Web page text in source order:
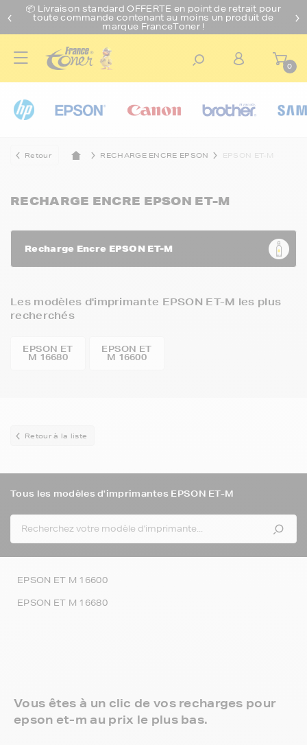
📦 Livraison standard OFFERTE en point de retrait pour
toute commande contenant au moins un produit de
marque FranceToner !
0
Retour RECHARGE ENCRE EPSON EPSON ET-M
RECHARGE ENCRE EPSON ET-M
Recharge Encre EPSON ET-M
Les modèles d'imprimante EPSON ET-M les plus
recherchés
EPSON ET
M 16680
EPSON ET
M 16600
Retour à la liste
Tous les modèles d'imprimantes EPSON ET-M
EPSON ET M 16600
EPSON ET M 16680
Vous êtes à un clic de vos recharges pour
epson et-m au prix le plus bas.